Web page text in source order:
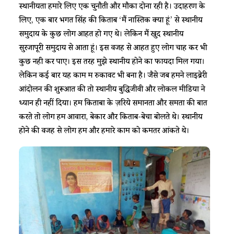
स्थानीयता हमारे लिए एक चुनौती और मौका दोनों रही है। उदाहरण के
लिए, एक बार भगत सिंह की किताब ‘मैं नास्तिक क्यों हूं’ से स्थानीय
समुदाय के कुछ लोग आहत हो गए थे। लेकिन मैं खुद स्थानीय
सुरजापूरी समुदाय से आता हूं। इस वजह से आहत हुए लोग चाह कर भी
कुछ नही कर पाए। इस तरह मुझे स्थानीय होने का फायदा मिल गया।
लेकिन कई बार यह काम में रुकावट भी बना है। जैसे जब हमने लाइब्रेरी
आंदोलन की शुरूआत की तो स्थानीय बुद्धिजीवी और लोकल मीडिया ने
ध्यान ही नहीं दिया। हम किताबों के ज़रिये समानता और समता की बातें
करते तो लोग हमें आवारा, बेकार और किताब-बेचा बोलते थे। स्थानीय
होने की वजह से लोग हमें और हमारे काम को कमतर आंकते थे।